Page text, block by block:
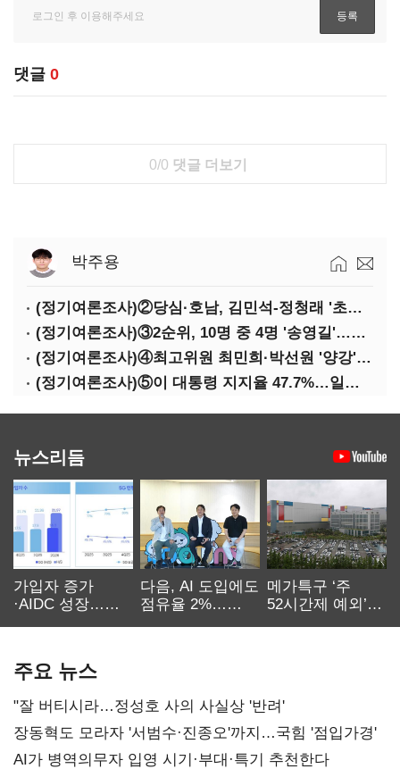
댓글 0
0/0 댓글 더보기
박주용
(정기여론조사)②당심·호남, 김민석-정청래 '초접전'
(정기여론조사)③2순위, 10명 중 4명 '송영길'…정청래 '한 자릿수'
(정기여론조사)④최고위원 최민희·박선원 '양강'…서미화·이성윤·임미애 뒤이어
(정기여론조사)⑤이 대통령 지지율 47.7%…일주일 만에 다시 40%대
뉴스리듬
가입자 증가
·AIDC 성장…
다음, AI 도입에도
점유율 2%…
메가특구 ‘주
52시간제 예외’
주요 뉴스
"잘 버티시라…정성호 사의 사실상 '반려'
장동혁도 모라자 '서범수·진종오'까지…국힘 '점입가경'
AI가 병역의무자 입영 시기·부대·특기 추천한다